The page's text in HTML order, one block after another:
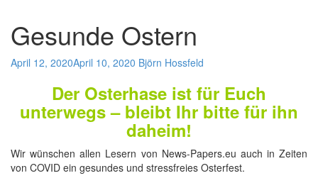
Gesunde Ostern
April 12, 2020April 10, 2020 Björn Hossfeld
Der Osterhase ist für Euch
unterwegs – bleibt Ihr bitte für ihn
daheim!
Wir wünschen allen Lesern von News-Papers.eu auch in Zeiten
von COVID ein gesundes und stressfreies Osterfest.